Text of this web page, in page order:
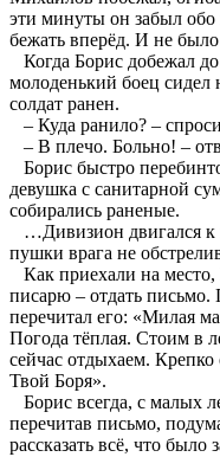
эти минуты он забыл обо
бежать вперёд. И не
Когда Борис добежал
молоденький боец
солдат ранен.
– Куда ранило? –
– В плечо. Больно! –
Борис быстро
девушка с санитарной
собирались раненые.
…Дивизион двигался к
пушки врага не
Как приехали на
писарю – отдать письмо.
перечитал его: «Милая
Погода тёплая. Стоим в
сейчас отдыхаем.
Твой Боря».
Борис всегда, с малых
перечитав письмо,
рассказать всё, что было